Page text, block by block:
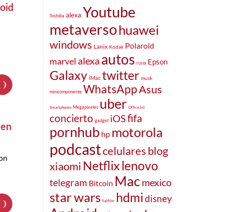
Toshiba alexa Youtube
metaversohuawei
windows Lanix Kodak Polaroid
marvel alexa autos rusia Epson
Galaxy iMac twitter musk
minicomponente WhatsAppAsus
Smartphones Megapixeles uber OfficeJet
concierto gadget iOSfifa
pornhub hp motorola
podcastcelularesblog
xiaomi Netflix lenovo
telegram Bitcoin Mac mexico
star wars fujifilm hdmidisney